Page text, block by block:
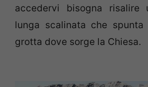
accedervi bisogna risalire
lunga scalinata che spunta
grotta dove sorge la Chiesa.